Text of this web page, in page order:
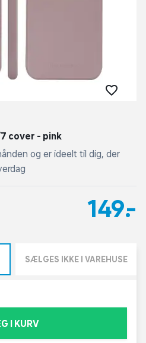
cover - pink
og er ideelt til dig, der
149,-
SÆLGES IKKE I VAREHUSE
I KURV